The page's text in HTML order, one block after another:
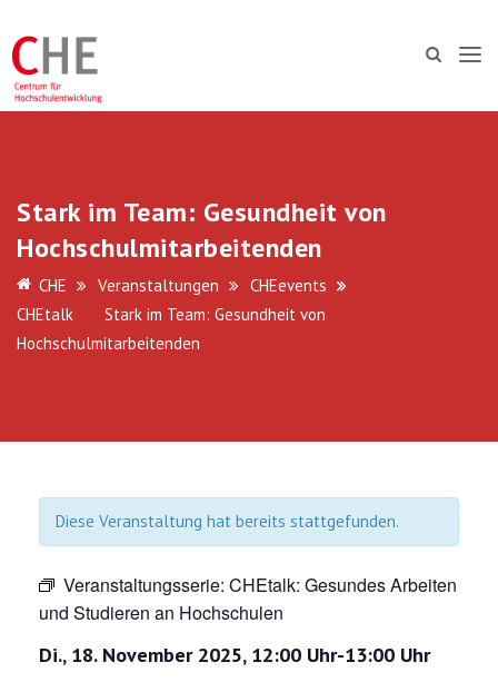
Stark im Team: Gesundheit von
Hochschulmitarbeitenden
CHE Veranstaltungen
CHEevents
CHEtalk
Stark im Team: Gesundheit von
Hochschulmitarbeitenden
Diese Veranstaltung hat bereits stattgefunden.
Veranstaltungsserie: CHEtalk: Gesundes Arbeiten
und Studieren an Hochschulen
Di., 18. November 2025, 12:00 Uhr-13:00 Uhr